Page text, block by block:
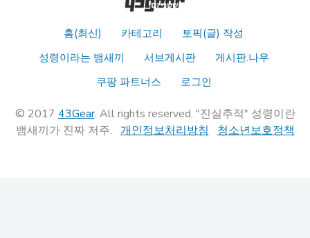
홈(최신) 카테고리
토픽(글) 작성
성령이라는 뱀새끼
서브게시판
게시판.나우
쿠팡 파트너스
로그인
© 2017 43Gear. All rights reserved. "진실추적" 성령이란
뱀새끼가 진짜 저주. 개인정보처리방침 청소년보호정책